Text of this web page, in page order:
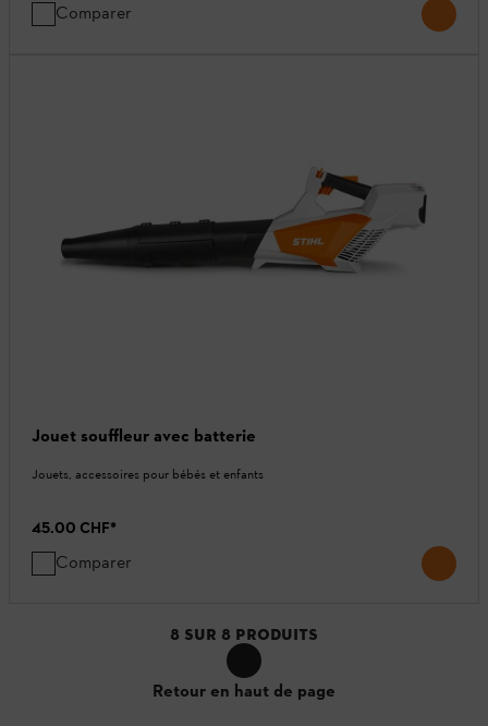
Comparer
Jouet souffleur avec batterie
Jouets, accessoires pour bébés et enfants
45.00 CHF*
Comparer
8 SUR 8 PRODUITS
Retour en haut de page